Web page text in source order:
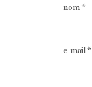
nom*
e-mail*